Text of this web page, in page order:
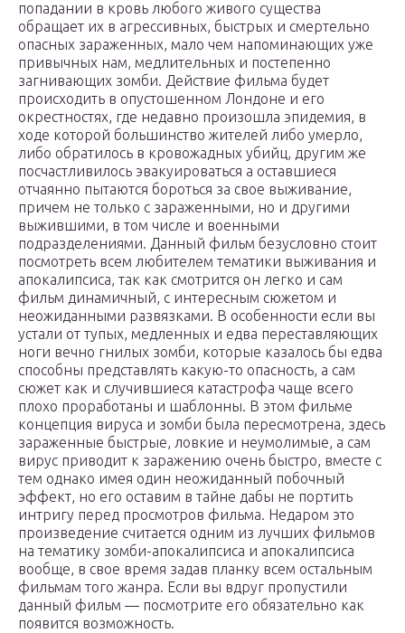
попадании в кровь любого живого существа
обращает их в агрессивных, быстрых и смертельно
опасных зараженных, мало чем напоминающих уже
привычных нам, медлительных и постепенно
загнивающих зомби. Действие фильма будет
происходить в опустошенном Лондоне и его
окрестностях, где недавно произошла эпидемия, в
ходе которой большинство жителей либо умерло,
либо обратилось в кровожадных убийц, другим же
посчастливилось эвакуироваться а оставшиеся
отчаянно пытаются бороться за свое выживание,
причем не только с зараженными, но и другими
выжившими, в том числе и военными
подразделениями. Данный фильм безусловно стоит
посмотреть всем любителем тематики выживания и
апокалипсиса, так как смотрится он легко и сам
фильм динамичный, с интересным сюжетом и
неожиданными развязками. В особенности если вы
устали от тупых, медленных и едва переставляющих
ноги вечно гнилых зомби, которые казалось бы едва
способны представлять какую-то опасность, а сам
сюжет как и случившиеся катастрофа чаще всего
плохо проработаны и шаблонны. В этом фильме
концепция вируса и зомби была пересмотрена, здесь
зараженные быстрые, ловкие и неумолимые, а сам
вирус приводит к заражению очень быстро, вместе с
тем однако имея один неожиданный побочный
эффект, но его оставим в тайне дабы не портить
интригу перед просмотров фильма. Недаром это
произведение считается одним из лучших фильмов
на тематику зомби-апокалипсиса и апокалипсиса
вообще, в свое время задав планку всем остальным
фильмам того жанра. Если вы вдруг пропустили
данный фильм — посмотрите его обязательно как
появится возможность.